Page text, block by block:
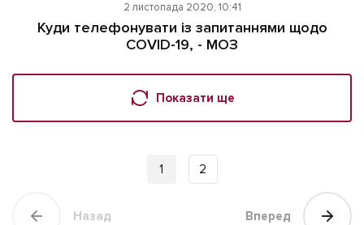
2 листопада 2020, 10:41
Куди телефонувати із запитаннями щодо
COVID-19, - МОЗ
Показати ще
Назад
1 2
Вперед